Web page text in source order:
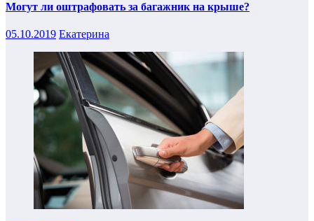
Могут ли оштрафовать за багажник на крыше?
05.10.2019 Екатерина